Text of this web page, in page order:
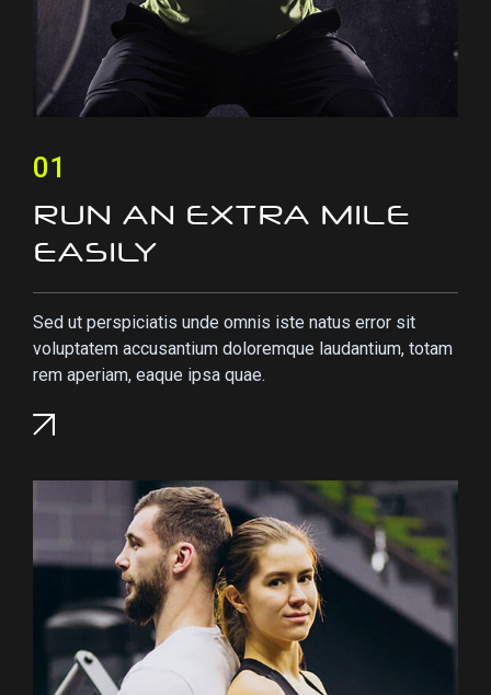
01
RUN AN EXTRA MILE
EASILY
Sed ut perspiciatis unde omnis iste natus error sit
voluptatem accusantium doloremque laudantium, totam
rem aperiam, eaque ipsa quae.